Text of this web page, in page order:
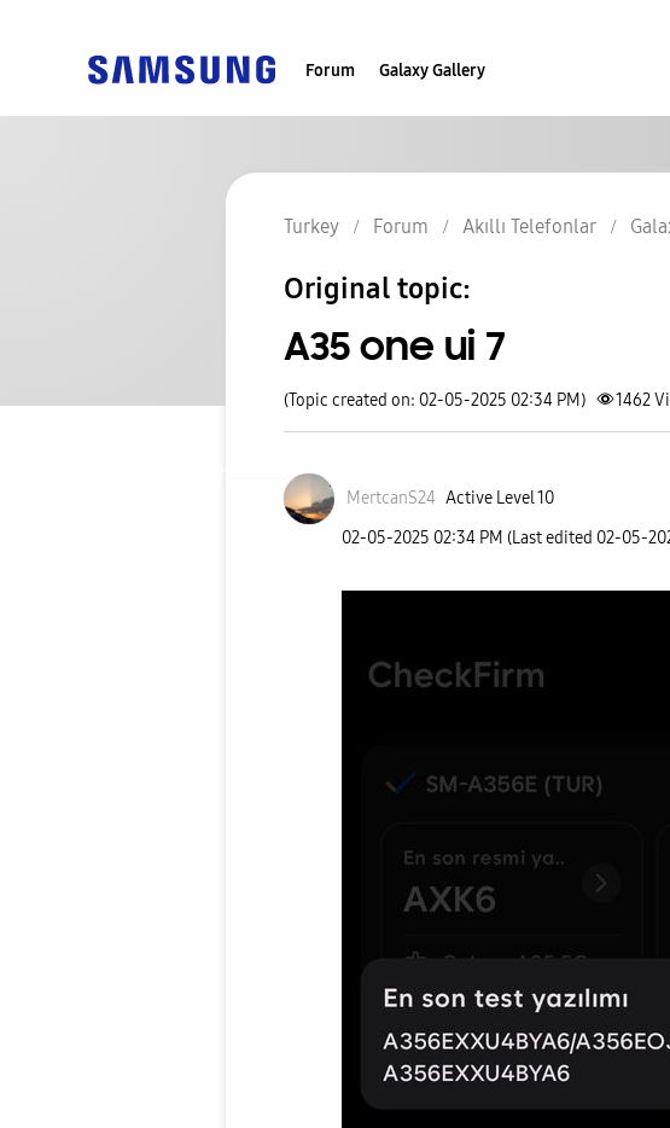
Forum Galaxy Gallery
Turkey Forum Akıllı Telefonlar
Original topic:
A35 one ui 7
(Topic created on: 02-05-2025 02:34 PM) 1462
MertcanS24 Active Level 10
‎02-05-2025 02:34 PM (Last edited ‎02-05-